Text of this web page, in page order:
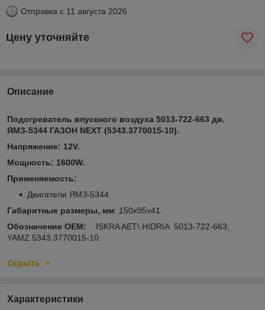
Отправка с 11 августа 2026
Цену уточняйте
Описание
Подогреватель впускного воздуха 5013-722-663 дв.
ЯМЗ-5344 ГАЗОН NEXT (5343.3770015-10).
Напряжение: 12V.
Мощность: 1600W.
Применяемость:
Двигатели ЯМЗ-5344
Габаритные размеры, мм: 150x95x41.
Обозначение ОЕМ: ISKRA AET\ HIDRIA 5013-722-663,
YAMZ 5343.3770015-10.
Скрыть
Характеристики